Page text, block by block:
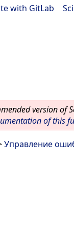
with GitLab
version of
of this
Управление